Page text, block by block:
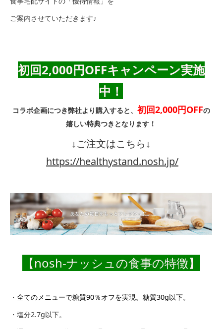
ご案内させていただきます♪
初回2,000円OFFキャンペーン実施
中！
コラボ企画につき弊社より購入すると、 初回2,000円OFFの
嬉しい特典つきとなります！
↓ご注文はこちら↓
https://healthystand.nosh.jp/
【nosh-ナッシュの食事の特徴】
・ 全てのメニューで糖質90％オフを実現。糖質30g以下。
・塩分2.7g以下。